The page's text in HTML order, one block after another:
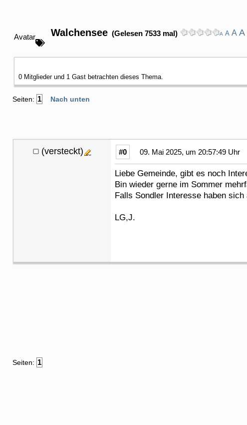
Avatar Walchensee (Gelesen 7533 mal) A A A A
0 Mitglieder und 1 Gast betrachten dieses Thema.
Seiten: 1 Nach unten
(versteckt) #0 09. Mai 2025, um 20:57:49 Uhr
Liebe Gemeinde, gibt es noch
Bin wieder gerne im Sommer
Falls Sondler Interesse haben
LG,J.
Seiten: 1